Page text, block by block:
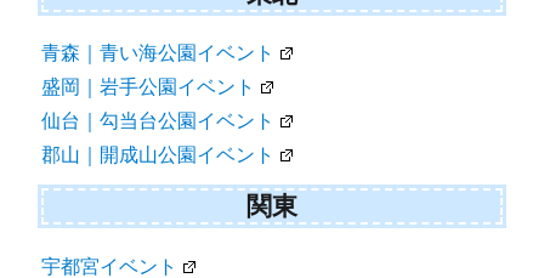
青森｜青い海公園イベント
盛岡｜岩手公園イベント
仙台｜勾当台公園イベント
郡山｜開成山公園イベント
関東
宇都宮イベント